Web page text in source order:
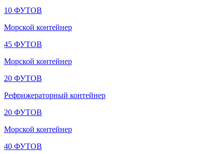
10 ФУТОВ
Морской контейнер
45 ФУТОВ
Морской контейнер
20 ФУТОВ
Рефрижераторный контейнер
20 ФУТОВ
Морской контейнер
40 ФУТОВ